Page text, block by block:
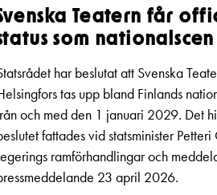
Teatern får
som nationalscen
har beslutat att Svenska
tas upp bland Finlands
och med den 1 januari 2029. Det
fattades vid statsminister Petteri
ramförhandlingar och
23 april 2026.